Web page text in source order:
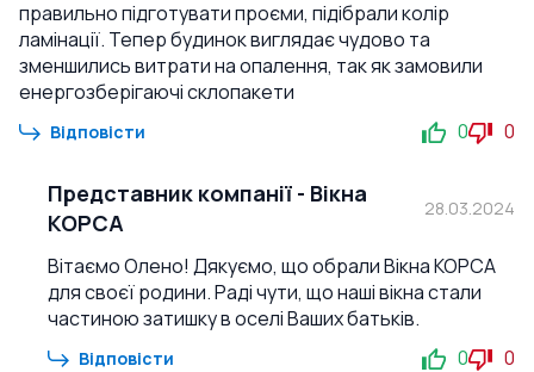
правильно підготувати проєми, підібрали колір
ламінації. Тепер будинок виглядає чудово та
зменшились витрати на опалення, так як замовили
енергозберігаючі склопакети
Відповісти 0 0
Представник компанії - Вікна
КОРСА
28.03.2024
Вітаємо Олено! Дякуємо, що обрали Вікна КОРСА
для своєї родини. Раді чути, що наші вікна стали
частиною затишку в оселі Ваших батьків.
Відповісти 0 0